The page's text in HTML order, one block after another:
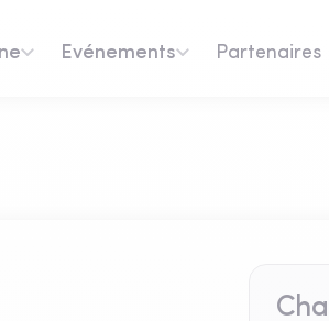
Evénements Partenaires